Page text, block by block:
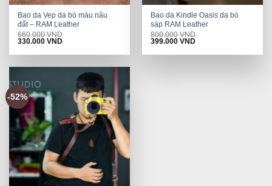
Bao da Vep da bò màu nâu
đất – RAM Leather
660.000VND
Original
was:
330.000VNDCurrent
is:
Bao da Kindle Oasis da bò
sáp RAM Leather
800.000VND
Original
was:
399.000VNDCurrent
is:
-52%